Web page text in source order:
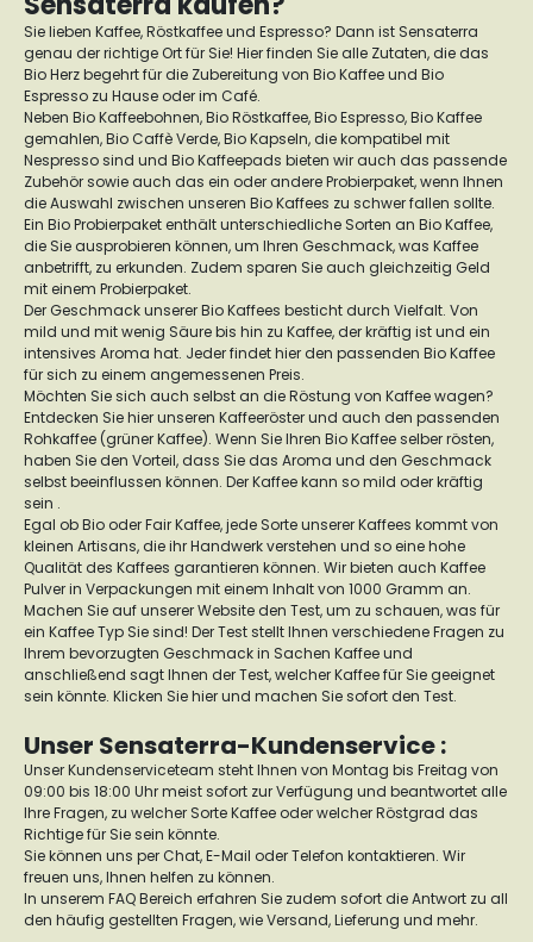
Sie lieben Kaffee, Röstkaffee und Espresso? Dann ist Sensaterra
genau der richtige Ort für Sie! Hier finden Sie alle Zutaten, die das
Bio Herz begehrt für die Zubereitung von Bio Kaffee und Bio
Espresso zu Hause oder im Café.
Neben Bio Kaffeebohnen, Bio Röstkaffee, Bio Espresso, Bio Kaffee
gemahlen, Bio Caffè Verde, Bio Kapseln, die kompatibel mit
Nespresso sind und Bio Kaffeepads bieten wir auch das passende
Zubehör sowie auch das ein oder andere Probierpaket, wenn Ihnen
die Auswahl zwischen unseren Bio Kaffees zu schwer fallen sollte.
Ein Bio Probierpaket enthält unterschiedliche Sorten an Bio Kaffee,
die Sie ausprobieren können, um Ihren Geschmack, was Kaffee
anbetrifft, zu erkunden. Zudem sparen Sie auch gleichzeitig Geld
mit einem Probierpaket.
Der Geschmack unserer Bio Kaffees besticht durch Vielfalt. Von
mild und mit wenig Säure bis hin zu Kaffee, der kräftig ist und ein
intensives Aroma hat. Jeder findet hier den passenden Bio Kaffee
für sich zu einem angemessenen Preis.
Möchten Sie sich auch selbst an die Röstung von Kaffee wagen?
Entdecken Sie hier unseren Kaffeeröster und auch den passenden
Rohkaffee (grüner Kaffee). Wenn Sie Ihren Bio Kaffee selber rösten,
haben Sie den Vorteil, dass Sie das Aroma und den Geschmack
selbst beeinflussen können. Der Kaffee kann so mild oder kräftig
sein .
Egal ob Bio oder Fair Kaffee, jede Sorte unserer Kaffees kommt von
kleinen Artisans, die ihr Handwerk verstehen und so eine hohe
Qualität des Kaffees garantieren können. Wir bieten auch Kaffee
Pulver in Verpackungen mit einem Inhalt von 1000 Gramm an.
Machen Sie auf unserer Website den Test, um zu schauen, was für
ein Kaffee Typ Sie sind! Der Test stellt Ihnen verschiedene Fragen zu
Ihrem bevorzugten Geschmack in Sachen Kaffee und
anschließend sagt Ihnen der Test, welcher Kaffee für Sie geeignet
sein könnte. Klicken Siehierund machen Sie sofort den Test.
Unser Sensaterra-Kundenservice :
Unser Kundenserviceteam steht Ihnen von Montag bis Freitag von
09:00 bis 18:00 Uhr meist sofort zur Verfügung und beantwortet alle
Ihre Fragen, zu welcher Sorte Kaffee oder welcher Röstgrad das
Richtige für Sie sein könnte.
Sie können uns per Chat, E-Mail oder Telefon kontaktieren. Wir
freuen uns, Ihnen helfen zu können.
In unserem FAQ Bereich erfahren Sie zudem sofort die Antwort zu all
den häufig gestellten Fragen, wie Versand, Lieferung und mehr.